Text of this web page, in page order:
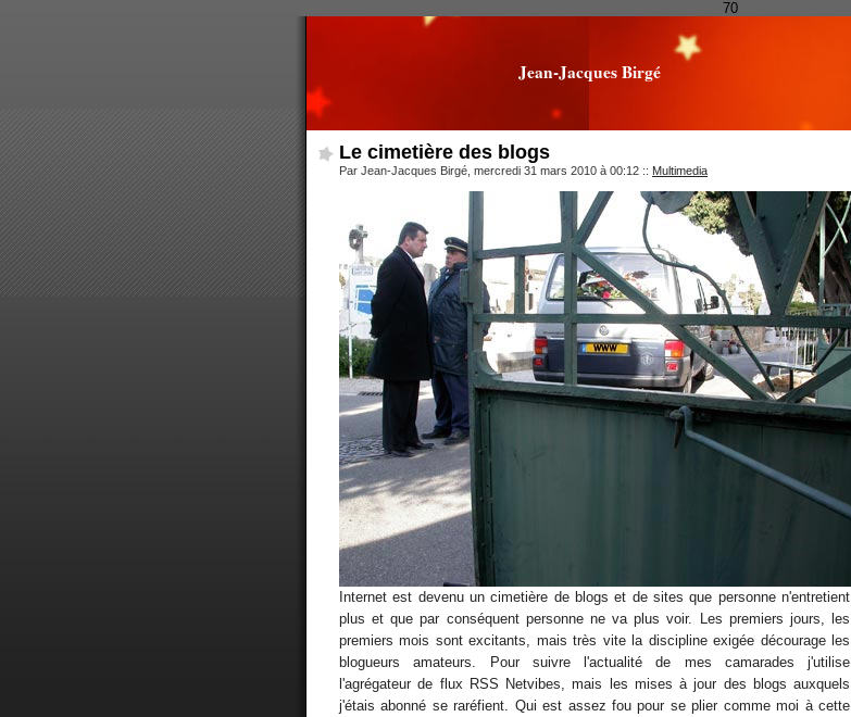
70
Jean-Jacques Birgé
Le cimetière des blogs
Par Jean-Jacques Birgé, mercredi 31 mars 2010 à 00:12 :: Multimedia
Internet est devenu un cimetière de blogs et de sites que personne n'entretient
plus et que par conséquent personne ne va plus voir. Les premiers jours, les
premiers mois sont excitants, mais très vite la discipline exigée décourage les
blogueurs amateurs. Pour suivre l'actualité de mes camarades j'utilise
l'agrégateur de flux RSS Netvibes, mais les mises à jour des blogs auxquels
j'étais abonné se raréfient. Qui est assez fou pour se plier comme moi à cette